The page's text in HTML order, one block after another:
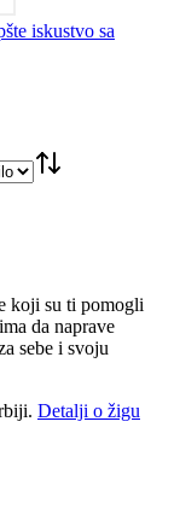
iskustvo sa
koji su ti pomogli
da naprave
sebe i svoju
Detalji o žigu